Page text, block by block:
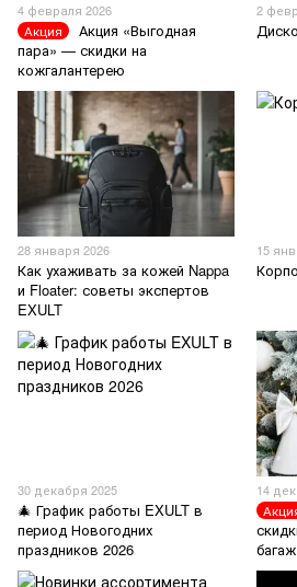
4 февраля 2026
Акция
Акция «Выгодная
пара» — скидки на
кожгалантерею
2
28 января 2026
Как ухаживать за кожей Nappa
и Floater: советы экспертов
EXULT
15
30 декабря 2025
🎄 График работы EXULT в
период Новогодних
праздников 2026
14